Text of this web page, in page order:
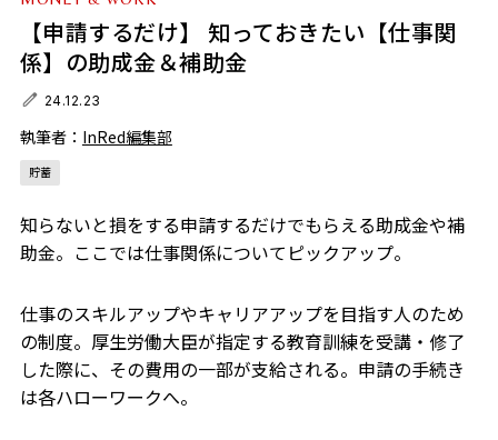
【申請するだけ】 知っておきたい【仕事関
係】の助成金＆補助金
24.12.23
執筆者： InRed編集部
貯蓄
知らないと損をする申請するだけでもらえる助成金や補
助金。ここでは仕事関係についてピックアップ。
仕事のスキルアップやキャリアアップを目指す人のため
の制度。厚生労働大臣が指定する教育訓練を受講・修了
した際に、その費用の一部が支給される。申請の手続き
は各ハローワークへ。